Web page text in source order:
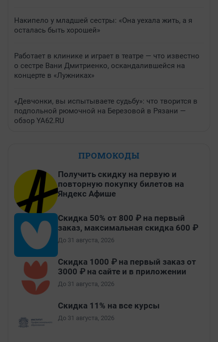
Накипело у младшей сестры: «Она уехала жить, а я
осталась быть хорошей»
Работает в клинике и играет в театре — что известно
о сестре Вани Дмитриенко, оскандалившейся на
концерте в «Лужниках»
«Девчонки, вы испытываете судьбу»: что творится в
подпольной рюмочной на Березовой в Рязани —
обзор YA62.RU
ПРОМОКОДЫ
Получить скидку на первую и
повторную покупку билетов на
Яндекс Афише
Скидка 50% от 800 ₽ на первый
заказ, максимальная скидка 600 ₽
До 31 августа, 2026
Скидка 1000 ₽ на первый заказ от
3000 ₽ на сайте и в приложении
До 31 августа, 2026
Скидка 11% на все курсы
До 31 августа, 2026